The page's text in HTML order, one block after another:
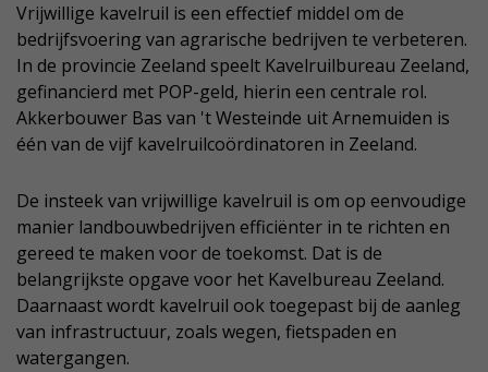
Vrijwillige kavelruil is een effectief middel om de
bedrijfsvoering van agrarische bedrijven te verbeteren.
In de provincie Zeeland speelt Kavelruilbureau Zeeland,
gefinancierd met POP-geld, hierin een centrale rol.
Akkerbouwer Bas van 't Westeinde uit Arnemuiden is
één van de vijf kavelruilcoördinatoren in Zeeland.
De insteek van vrijwillige kavelruil is om op eenvoudige
manier landbouwbedrijven efficiënter in te richten en
gereed te maken voor de toekomst. Dat is de
belangrijkste opgave voor het Kavelbureau Zeeland.
Daarnaast wordt kavelruil ook toegepast bij de aanleg
van infrastructuur, zoals wegen, fietspaden en
watergangen.